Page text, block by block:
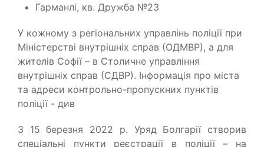
Гарманлі, кв. Дружба №23
У кожному з регіональних управлінь поліції при
Міністерстві внутрішніх справ (ОДМВР), а для
жителів Софії – в Столичне управління
внутрішніх справ (СДВР). Інформація про міста
та адреси контрольно-пропускних пунктів
поліції - див
З 15 березня 2022 р. Уряд Болгарії створив
спеціальні пункти реєстрації в поліції – на